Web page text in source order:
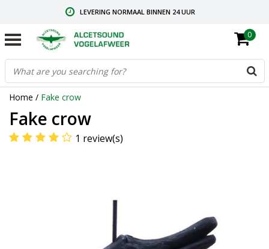
LEVERING NORMAAL BINNEN 24 UUR
GRATIS VERZENDING VANAF € 59,00
CONTACT: +31.73.2032137
0
Home / Fake crow
Fake crow
1 review(s)